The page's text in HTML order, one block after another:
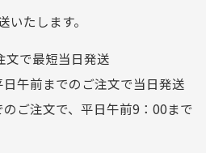
一条
たします。
文で最短当日発送
午前までのご注文で当日発送
ご注文で、平日午前9：00まで